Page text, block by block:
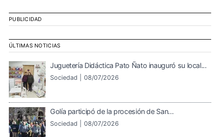
PUBLICIDAD
ÚLTIMAS NOTICIAS
Juguetería Didáctica Pato Ñato inauguró su local...
Sociedad | 08/07/2026
Golía participó de la procesión de San...
Sociedad | 08/07/2026